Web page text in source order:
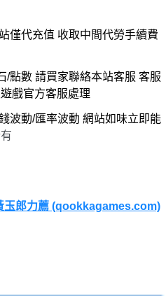
僅代充值 收取中間代勞手續費
/點數 請買家聯絡本站客服 客服
戲官方客服處理
波動/匯率波動 網站如味立即能
玉郎力薦 (qookkagames.com)